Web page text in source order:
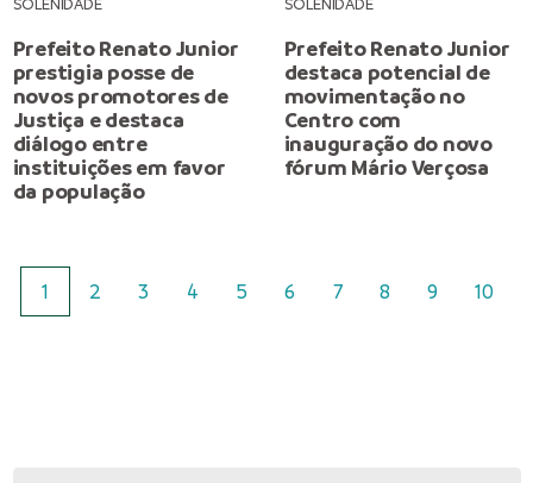
SOLENIDADE
Prefeito Renato Junior
prestigia posse de
novos promotores de
Justiça e destaca
diálogo entre
instituições em favor
da população
SOLENIDADE
Prefeito Renato Junior
destaca potencial de
movimentação no
Centro com
inauguração do novo
fórum Mário Verçosa
1 2 3 4 5 6 7 8 9 10